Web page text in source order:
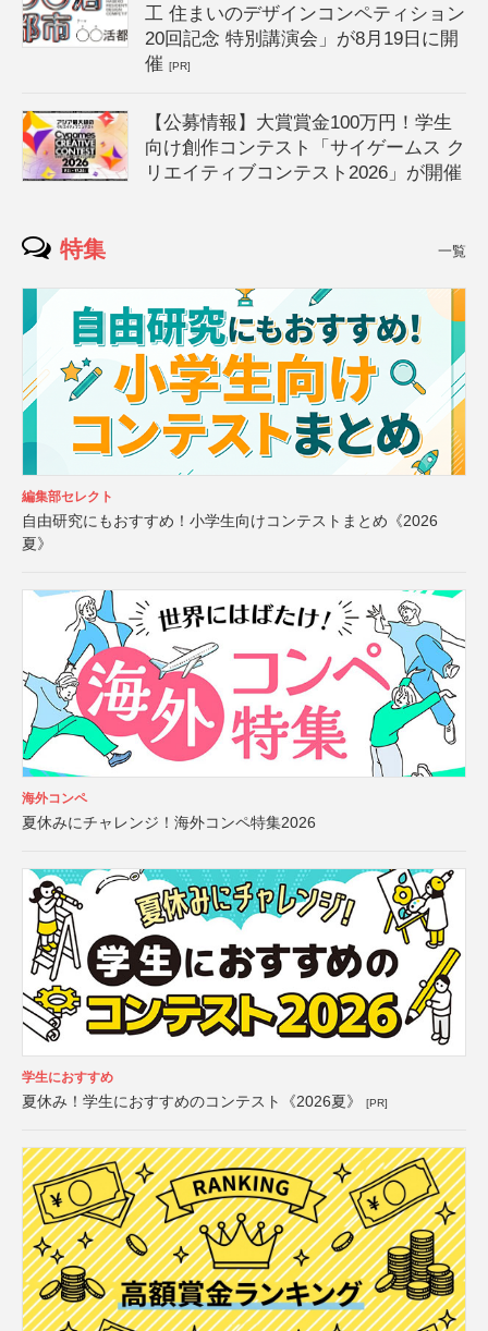
工 住まいのデザインコンペティション
20回記念 特別講演会」が8月19日に開
催[PR]
【公募情報】大賞賞金100万円！学生
向け創作コンテスト「サイゲームス ク
リエイティブコンテスト2026」が開催
特集 一覧
編集部セレクト
自由研究にもおすすめ！小学生向けコンテストまとめ《2026
夏》
海外コンペ
夏休みにチャレンジ！海外コンペ特集2026
学生におすすめ
夏休み！学生におすすめのコンテスト《2026夏》 [PR]